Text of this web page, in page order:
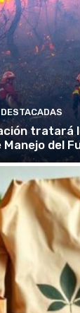
DESTACADAS
tratará
Manejo del